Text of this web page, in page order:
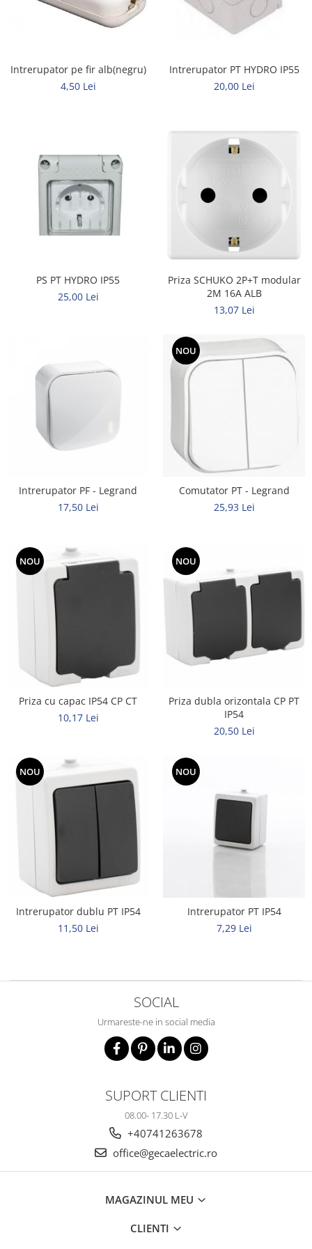
PRIZE SI INTRERUPATOARE
Clasice
ACCESORII INSTALATII ELECTRICE
Canal cablu metalic
Canal cablu PVC
Elemente imbinare
Distribuitoare
Prelungitoare
Role prelungitor
MULTIPRIZE, STECHERE, CUPLE
Multiprize
Prize
Stechere ( fise )
AUTOMATIZARI, PROTECTII SI COMANDA
Elemente de comanda si semnalizare
Separatoare de sarcina
Stabilizatoare
Transformatoare
MPR
Sigurante automate
CORPURI SI SURSE DE ILUMINAT
Corpuri iluminat exterior
Corpuri iluminat interior
Surse de iluminat
TABLOURI SI ACCESORII
Tablou organizare santier
MATERIALE ELECTRICE DIVERSE
Intrerupator pe fir alb(negru)
4,50 Lei
Intrerupator PT HYDRO IP55
20,00 Lei
PS PT HYDRO IP55
25,00 Lei
Priza SCHUKO 2P+T modular
2M 16A ALB
13,07 Lei
Intrerupator PF - Legrand
17,50 Lei
NOU
Comutator PT - Legrand
25,93 Lei
NOU
Priza cu capac IP54 CP CT
10,17 Lei
NOU
Priza dubla orizontala CP PT
IP54
20,50 Lei
NOU
Intrerupator dublu PT IP54
11,50 Lei
NOU
Intrerupator PT IP54
7,29 Lei
SOCIAL
Urmareste-ne in social media
SUPORT CLIENTI
08.00- 17.30 L-V
+40741263678
office@gecaelectric.ro
MAGAZINUL MEU
CLIENTI